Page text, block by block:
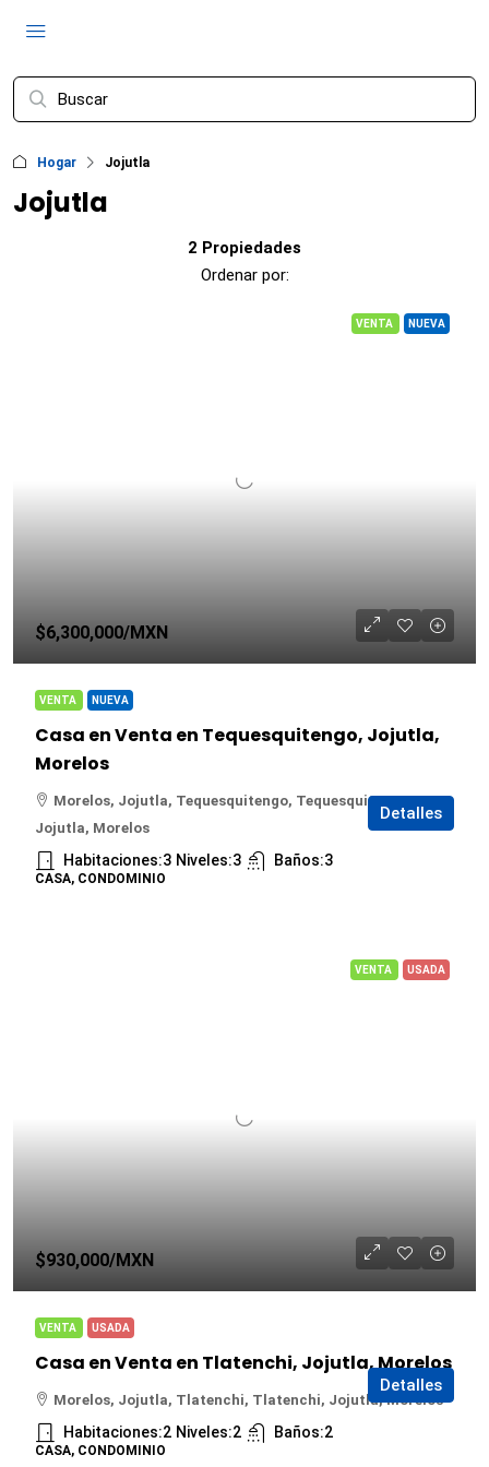
Hogar Jojutla
Jojutla
2 Propiedades
Ordenar por:
VENTA NUEVA
$6,300,000/MXN
VENTA NUEVA
Casa en Venta en Tequesquitengo, Jojutla,
Morelos
Morelos, Jojutla, Tequesquitengo, Tequesquitengo,
Jojutla, Morelos
Habitaciones:3 Niveles:3 Baños:3
CASA, CONDOMINIO
Detalles
VENTA USADA
$930,000/MXN
VENTA USADA
Casa en Venta en Tlatenchi, Jojutla, Morelos
Morelos, Jojutla, Tlatenchi, Tlatenchi, Jojutla, Morelos
Habitaciones:2 Niveles:2 Baños:2
CASA, CONDOMINIO
Detalles